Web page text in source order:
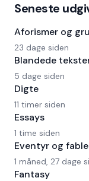
Seneste
Aforismer og
23 dage siden
Blandede
5 dage siden
Digte
11 timer siden
Essays
1 time siden
Eventyr og
1 måned, 27 dage
Fantasy